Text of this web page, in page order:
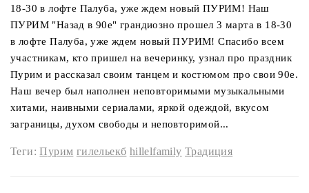
18-30 в лофте Палуба, уже ждем новый ПУРИМ! Наш
ПУРИМ "Назад в 90е" грандиозно прошел 3 марта в 18-30
в лофте Палуба, уже ждем новый ПУРИМ! Спасибо всем
участникам, кто пришел на вечеринку, узнал про праздник
Пурим и рассказал своим танцем и костюмом про свои 90е.
Наш вечер был наполнен неповторимыми музыкальными
хитами, наивными сериалами, яркой одеждой, вкусом
заграницы, духом свободы и неповторимой...
Теги:Пурим гилельекб hillelfamily Традиция